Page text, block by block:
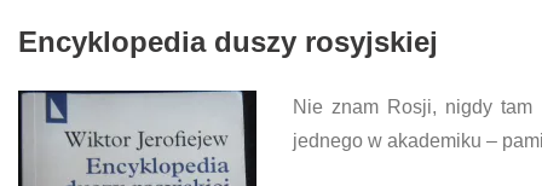
Encyklopedia duszy rosyjskiej
Nie znam Rosji, nigdy tam
jednego w akademiku –